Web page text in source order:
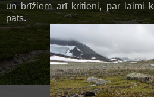
un brīžiem arī kritieni, par laimi
pats.